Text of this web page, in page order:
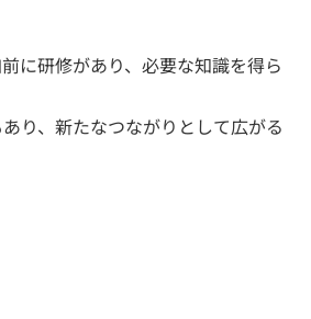
に研修があり、必要な知識を得ら
り、新たなつながりとして広がる